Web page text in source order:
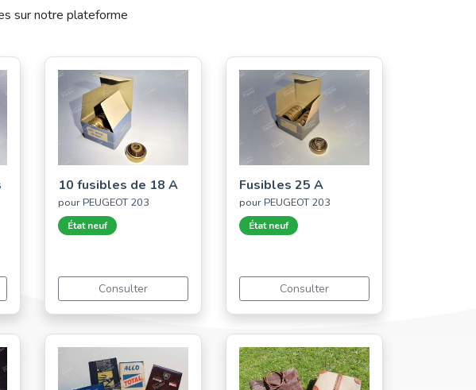
sur notre plateforme
10 fusibles de 18 A
pour PEUGEOT 203
État neuf
Consulter
Fusibles 25 A
pour PEUGEOT 203
État neuf
Consulter